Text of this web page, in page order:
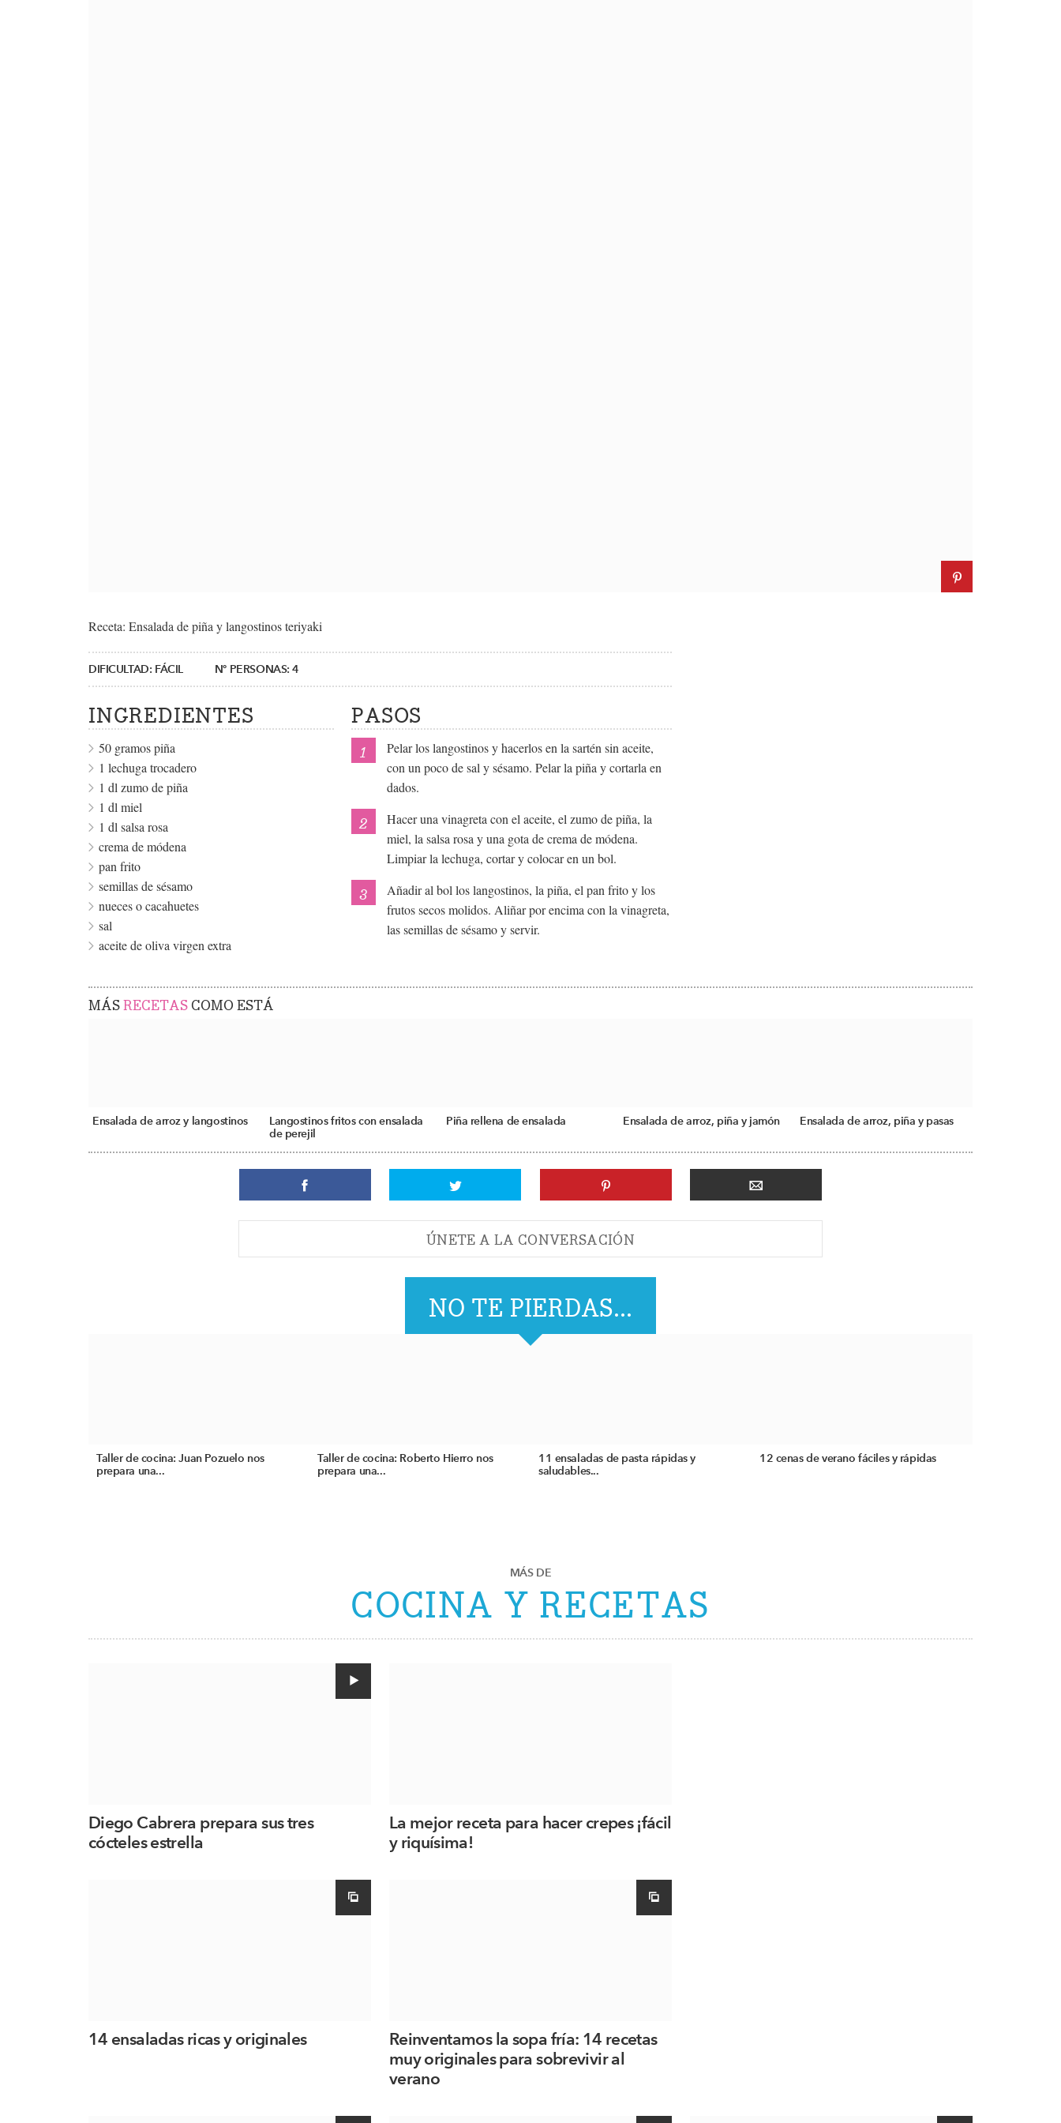
Receta: Ensalada de piña y langostinos teriyaki
DIFICULTAD: FÁCIL Nº PERSONAS:4
INGREDIENTES
50 gramos piña
1 lechuga trocadero
1 dl zumo de piña
1 dl miel
1 dl salsa rosa
crema de módena
pan frito
semillas de sésamo
nueces o cacahuetes
sal
aceite de oliva virgen extra
PASOS
Pelar los langostinos y hacerlos en la sartén sin aceite,
con un poco de sal y sésamo. Pelar la piña y cortarla en
dados.
Hacer una vinagreta con el aceite, el zumo de piña, la
miel, la salsa rosa y una gota de crema de módena.
Limpiar la lechuga, cortar y colocar en un bol.
Añadir al bol los langostinos, la piña, el pan frito y los
frutos secos molidos. Aliñar por encima con la vinagreta,
las semillas de sésamo y servir.
MÁSRECETAS COMO ESTÁ
Ensalada de arroz y langostinos
Langostinos fritos con ensalada
de perejil
Piña rellena de ensalada Ensalada de arroz, piña y jamón Ensalada de arroz, piña y pasas
ÚNETE A LA CONVERSACIÓN
NO TE PIERDAS...
Taller de cocina: Juan Pozuelo nos
prepara una...
Taller de cocina: Roberto Hierro nos
prepara una...
11 ensaladas de pasta rápidas y
saludables...
12 cenas de verano fáciles y rápidas
MÁS DE
COCINA Y RECETAS
Diego Cabrera prepara sus tres
cócteles estrella
La mejor receta para hacer crepes ¡fácil
y riquísima!
14 ensaladas ricas y originales
Reinventamos la sopa fría: 14 recetas
muy originales para sobrevivir al
verano